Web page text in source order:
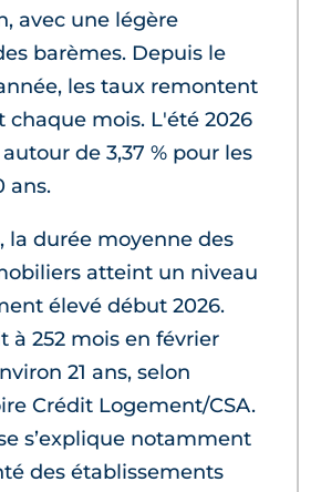
avec une légère
barèmes. Depuis le
les taux remontent
chaque mois. L'été 2026
de 3,37 % pour les
ans.
la durée moyenne des
atteint un niveau
élevé début 2026.
à 252 mois en février
21 ans, selon
Crédit Logement/CSA.
s’explique notamment
des établissements